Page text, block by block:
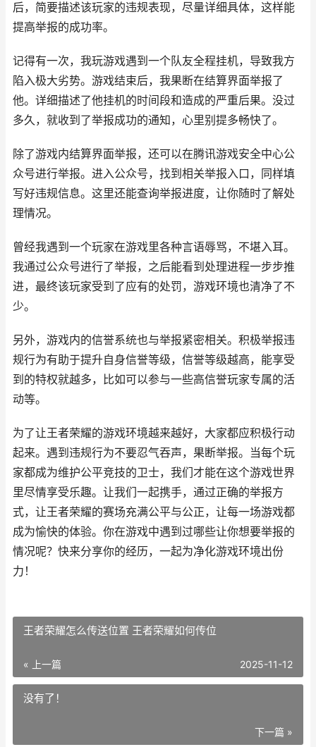
后，简要描述该玩家的违规表现，尽量详细具体，这样能
提高举报的成功率。
记得有一次，我玩游戏遇到一个队友全程挂机，导致我方
陷入极大劣势。游戏结束后，我果断在结算界面举报了
他。详细描述了他挂机的时间段和造成的严重后果。没过
多久，就收到了举报成功的通知，心里别提多畅快了。
除了游戏内结算界面举报，还可以在腾讯游戏安全中心公
众号进行举报。进入公众号，找到相关举报入口，同样填
写好违规信息。这里还能查询举报进度，让你随时了解处
理情况。
曾经我遇到一个玩家在游戏里各种言语辱骂，不堪入耳。
我通过公众号进行了举报，之后能看到处理进程一步步推
进，最终该玩家受到了应有的处罚，游戏环境也清净了不
少。
另外，游戏内的信誉系统也与举报紧密相关。积极举报违
规行为有助于提升自身信誉等级，信誉等级越高，能享受
到的特权就越多，比如可以参与一些高信誉玩家专属的活
动等。
为了让王者荣耀的游戏环境越来越好，大家都应积极行动
起来。遇到违规行为不要忍气吞声，果断举报。当每个玩
家都成为维护公平竞技的卫士，我们才能在这个游戏世界
里尽情享受乐趣。让我们一起携手，通过正确的举报方
式，让王者荣耀的赛场充满公平与公正，让每一场游戏都
成为愉快的体验。你在游戏中遇到过哪些让你想要举报的
情况呢？快来分享你的经历，一起为净化游戏环境出份
力！
王者荣耀怎么传送位置 王者荣耀如何传位
« 上一篇 2025-11-12
没有了！
下一篇 »